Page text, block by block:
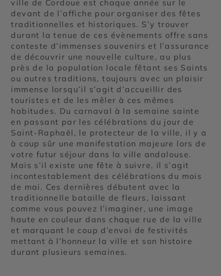
ville de Cordoue est chaque année sur le
devant de l’affiche pour organiser des fêtes
traditionnelles et historiques. S’y trouver
durant la tenue de ces évènements offre sans
conteste d’immenses souvenirs et l’assurance
de découvrir une nouvelle culture, au plus
près de la population locale fêtant ses Saints
ou autres traditions, toujours avec un plaisir
immense lorsqu’il s’agit d’accueillir des
touristes et de les mêler à ces mêmes
habitudes. Du carnaval à la semaine sainte
en passant par les célébrations du jour de
Saint-Raphaël, le protecteur de la ville, il y a
à coup sûr une manifestation majeure lors de
votre futur séjour dans la ville andalouse.
Mais s’il existe une fête à suivre, il s’agit
incontestablement des célébrations du mois
de mai. Ces dernières débutent avec la
traditionnelle bataille de fleurs, laissant
comme vous pouvez l’imaginer, une image
haute en couleur dans chaque rue de la ville
et marquant le coup d’envoi de festivités
mettant à l’honneur la ville et son histoire
durant plusieurs semaines.